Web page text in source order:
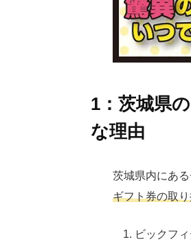
1：茨城県
な理由
茨城県内にあ
ギフト券の取
ビックフ